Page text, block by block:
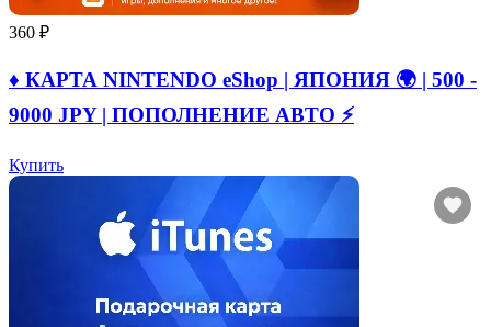
360 ₽
♦️ КАРТА NINTENDO eShop | ЯПОНИЯ 🌍 | 500 -
9000 JPY | ПОПОЛНЕНИЕ АВТО ⚡
Купить